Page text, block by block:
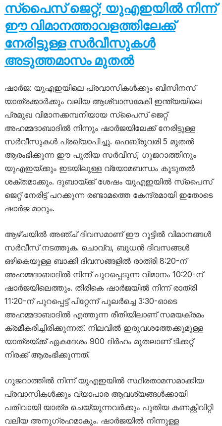
സ്പൈസ് ജെറ്റ്; യുഎഇയിൽ നിന്ന്
ഈ വിമാനത്താവളത്തിലേക്ക്
നേരിട്ടുള്ള സർവീസുകൾ
അടുത്തമാസം മുതൽ
ഷാർജ: യുഎഇയിലെ പ്രവാസികൾക്കും ബിസിനസ്
യാത്രക്കാർക്കും വലിയ ആശ്വാസമേകി ഇന്ത്യയിലെ
പ്രമുഖ വിമാനക്കമ്പനിയായ സ്പൈസ് ജെറ്റ്
അഹമ്മദാബാദിൽ നിന്നും ഷാർജയിലേക്ക് നേരിട്ടുള്ള
സർവീസുകൾ പ്രഖ്യാപിച്ചു. ഫെബ്രുവരി 5 മുതൽ
ആരംഭിക്കുന്ന ഈ പുതിയ സർവീസ്, ഗുജറാത്തിനും
യുഎഇയ്ക്കും ഇടയിലുള്ള വ്യോമബന്ധം കൂടുതൽ
ശക്തമാക്കും. ദുബായ്ക്ക് ശേഷം യുഎഇയിൽ സ്പൈസ്
ജെറ്റ് നേരിട്ട് പറക്കുന്ന രണ്ടാമത്തെ കേന്ദ്രമായി ഇതോടെ
ഷാർജ മാറും.
ആഴ്ചയിൽ അഞ്ച് ദിവസമാണ് ഈ റൂട്ടിൽ വിമാനങ്ങൾ
സർവീസ് നടത്തുക. ചൊവ്വ, ബുധൻ ദിവസങ്ങൾ
ഒഴികെയുള്ള ബാക്കി ദിവസങ്ങളിൽ രാത്രി 8:20-ന്
അഹമ്മദാബാദിൽ നിന്ന് പുറപ്പെടുന്ന വിമാനം 10:20-ന്
ഷാർജയിലെത്തും. തിരികെ ഷാർജയിൽ നിന്ന് രാത്രി
11:20-ന് പുറപ്പെട്ട് പിറ്റേന്ന് പുലർച്ചെ 3:30-ഓടെ
അഹമ്മദാബാദിൽ എത്തുന്ന രീതിയിലാണ് സമയക്രമം
ക്രമീകരിച്ചിരിക്കുന്നത്. നിലവിൽ ഇരുവശത്തേക്കുമുള്ള
യാത്രയ്ക്ക് ഏകദേശം 900 ദിർഹം മുതലാണ് ടിക്കറ്റ്
നിരക്ക് ആരംഭിക്കുന്നത്.
ഗുജറാത്തിൽ നിന്ന് യുഎഇയിൽ സ്ഥിരതാമസമാക്കിയ
പ്രവാസികൾക്കും വ്യാപാര ആവശ്യങ്ങൾക്കായി
പതിവായി യാത്ര ചെയ്യുന്നവർക്കും പുതിയ കണക്റ്റിവിറ്റി
വലിയ അനുഗ്രഹമാകും. ഷാർജയിൽ നിന്നുള്ള